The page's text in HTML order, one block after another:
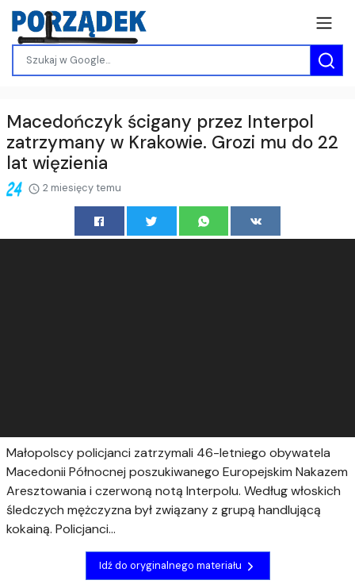
Macedończyk ścigany przez Interpol
zatrzymany w Krakowie. Grozi mu do 22
lat więzienia
2 miesięcy temu
Małopolscy policjanci zatrzymali 46-letniego obywatela
Macedonii Północnej poszukiwanego Europejskim Nakazem
Aresztowania i czerwoną notą Interpolu. Według włoskich
śledczych mężczyzna był związany z grupą handlującą
kokainą. Policjanci...
Idź do oryginalnego materiału